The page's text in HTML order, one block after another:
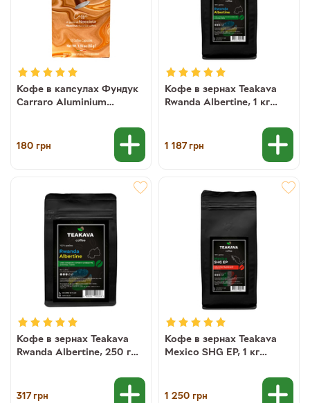
Кофе в капсулах Фундук
Carraro Aluminium
шт (8000604003485)
180 грн
Кофе в зернах Teakava
Rwanda Albertine, 1 кг
1 187грн
Кофе в зернах Teakava
Rwanda Albertine, 250 г
317грн
Кофе в зернах Teakava
Mexico SHG EP, 1 кг
1 250 грн